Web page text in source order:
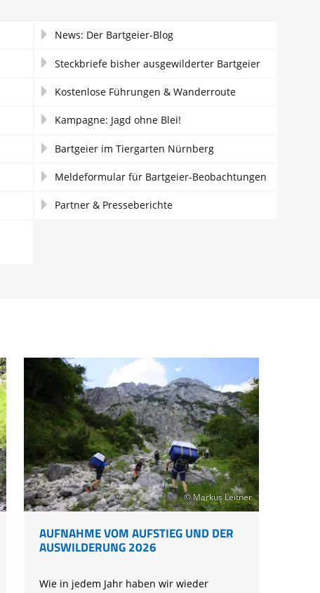
News: Der Bartgeier-Blog
Steckbriefe bisher ausgewilderter Bartgeier
Kostenlose Führungen & Wanderroute
Kampagne: Jagd ohne Blei!
Bartgeier im Tiergarten Nürnberg
Meldeformular für Bartgeier-Beobachtungen
Partner & Presseberichte
© Markus Leitner
AUFNAHME VOM AUFSTIEG UND DER
AUSWILDERUNG 2026
Wie in jedem Jahr haben wir wieder